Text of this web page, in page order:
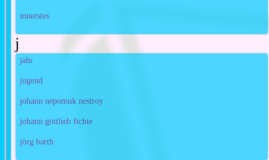
innerstes
j
jahr
jugend
johann nepomuk nestroy
johann gottlieb fichte
jörg barth